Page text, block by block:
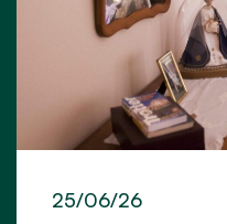
25/06/26